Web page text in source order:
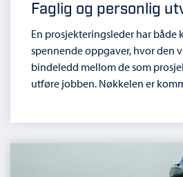
Faglig og personlig
En prosjekteringsleder har både
spennende oppgaver, hvor den
bindeledd mellom de som
utføre jobben. Nøkkelen er